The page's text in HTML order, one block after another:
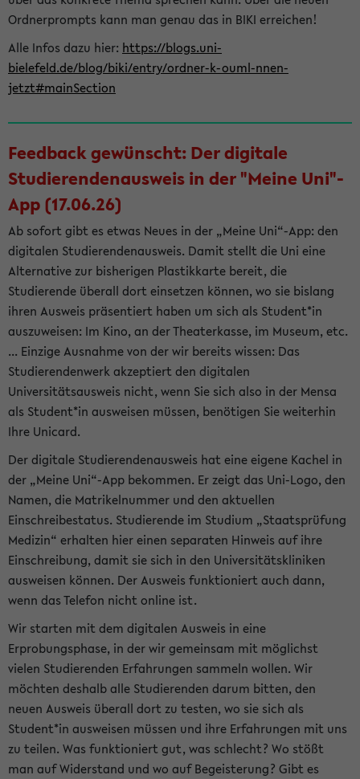
Ordnerprompts kann man genau das in BIKI erreichen!
Alle Infos dazu hier: https://blogs.uni-
bielefeld.de/blog/biki/entry/ordner-k-ouml-nnen-
jetzt#mainSection
Feedback gewünscht: Der digitale
Studierendenausweis in der "Meine Uni"-
App (17.06.26)
Ab sofort gibt es etwas Neues in der „Meine Uni“-App: den
digitalen Studierendenausweis. Damit stellt die Uni eine
Alternative zur bisherigen Plastikkarte bereit, die
Studierende überall dort einsetzen können, wo sie bislang
ihren Ausweis präsentiert haben um sich als Student*in
auszuweisen: Im Kino, an der Theaterkasse, im Museum, etc.
... Einzige Ausnahme von der wir bereits wissen: Das
Studierendenwerk akzeptiert den digitalen
Universitätsausweis nicht, wenn Sie sich also in der Mensa
als Student*in ausweisen müssen, benötigen Sie weiterhin
Ihre Unicard.
Der digitale Studierendenausweis hat eine eigene Kachel in
der „Meine Uni“-App bekommen. Er zeigt das Uni-Logo, den
Namen, die Matrikelnummer und den aktuellen
Einschreibestatus. Studierende im Studium „Staatsprüfung
Medizin“ erhalten hier einen separaten Hinweis auf ihre
Einschreibung, damit sie sich in den Universitätskliniken
ausweisen können. Der Ausweis funktioniert auch dann,
wenn das Telefon nicht online ist.
Wir starten mit dem digitalen Ausweis in eine
Erprobungsphase, in der wir gemeinsam mit möglichst
vielen Studierenden Erfahrungen sammeln wollen. Wir
möchten deshalb alle Studierenden darum bitten, den
neuen Ausweis überall dort zu testen, wo sie sich als
Student*in ausweisen müssen und ihre Erfahrungen mit uns
zu teilen. Was funktioniert gut, was schlecht? Wo stößt
man auf Widerstand und wo auf Begeisterung? Gibt es